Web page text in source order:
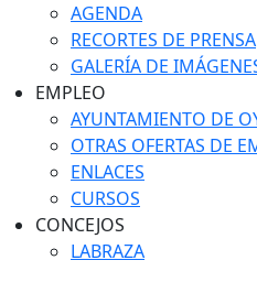
AGENDA
RECORTES DE PRENSA
GALERÍA DE
EMPLEO
AYUNTAMIENTO DE
OTRAS OFERTAS DE
ENLACES
CURSOS
CONCEJOS
LABRAZA